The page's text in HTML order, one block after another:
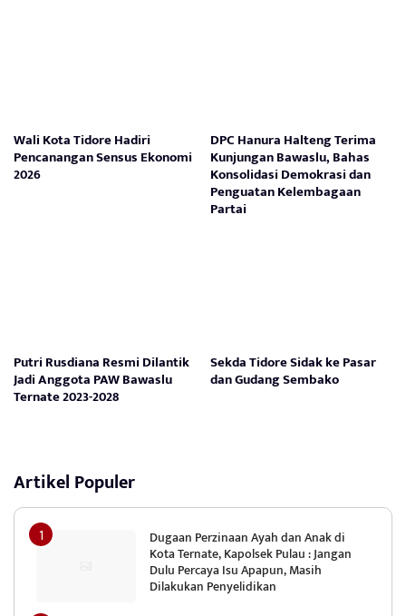
Wali Kota Tidore Hadiri
Pencanangan Sensus Ekonomi
2026
DPC Hanura Halteng Terima
Kunjungan Bawaslu, Bahas
Konsolidasi Demokrasi dan
Penguatan Kelembagaan
Partai
Putri Rusdiana Resmi Dilantik
Jadi Anggota PAW Bawaslu
Ternate 2023-2028
Sekda Tidore Sidak ke Pasar
dan Gudang Sembako
Artikel Populer
Dugaan Perzinaan Ayah dan Anak di
Kota Ternate, Kapolsek Pulau : Jangan
Dulu Percaya Isu Apapun, Masih
Dilakukan Penyelidikan